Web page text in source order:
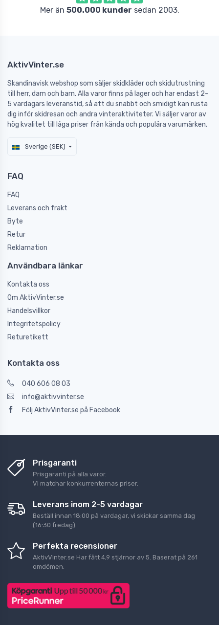
Mer än 500.000 kunder sedan 2003.
AktivVinter.se
Skandinavisk webshop som säljer skidkläder och skidutrustning
till herr, dam och barn. Alla varor finns på lager och har endast 2-
5 vardagars leveranstid, så att du snabbt och smidigt kan rusta
dig inför skidresan och andra vinteraktiviteter. Vi säljer varor av
hög kvalitet till låga priser från kända och populära varumärken.
Sverige (SEK)
FAQ
FAQ
Leverans och frakt
Byte
Retur
Reklamation
Användbara länkar
Kontakta oss
Om AktivVinter.se
Handelsvillkor
Integritetspolicy
Returetikett
Kontakta oss
040 606 08 03
info@aktivvinter.se
Följ AktivVinter.se på Facebook
Prisgaranti
Prisgaranti på alla varor.
Vi matchar konkurrenternas priser.
Leverans inom 2-5 vardagar
Beställ innan 18:00 på vardagar, vi skickar samma dag
(16:30 fredag).
Perfekta recensioner
AktivVinter.se Har fått 4,9 stjärnor av 5 . Baserat på 261
omdömen.